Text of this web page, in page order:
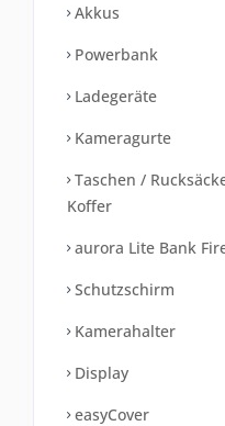
Akkus
Powerbank
Ladegeräte
Kameragurte
Taschen /
Koffer
aurora Lite Bank
Schutzschirm
Kamerahalter
Display
easyCover